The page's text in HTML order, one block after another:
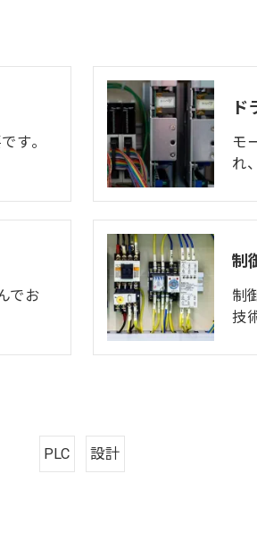
す。
ド
モ
れ
でお
制
制
技
PLC 設計
お問い合わせはこちら